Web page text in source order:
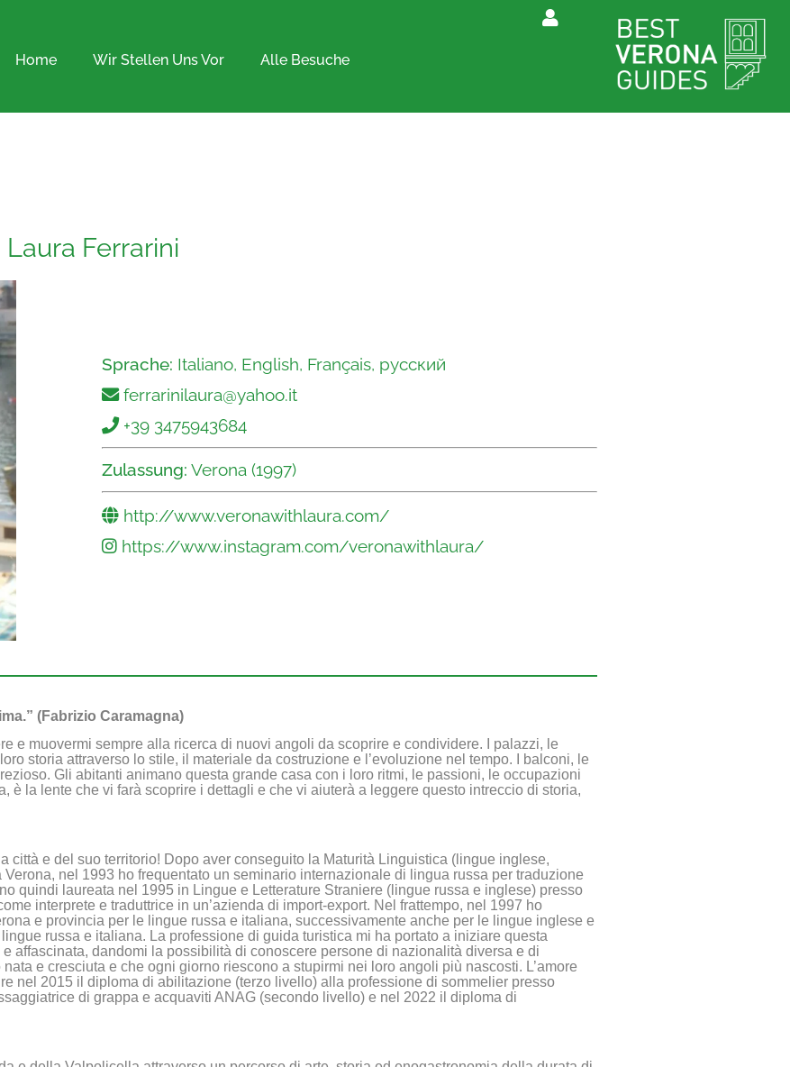
Home Wir Stellen Uns Vor Alle Besuche
Laura Ferrarini
Sprache: Italiano, English, Français, русский
ferrarinilaura@yahoo.it
+39 3475943684
Zulassung: Verona (1997)
http://www.veronawithlaura.com/
https://www.instagram.com/veronawithlaura/
(Fabrizio Caramagna)
e muovermi sempre alla ricerca di nuovi angoli da scoprire e condividere. I palazzi, le
storia attraverso lo stile, il materiale da costruzione e l’evoluzione nel tempo. I balconi, le
Gli abitanti animano questa grande casa con i loro ritmi, le passioni, le occupazioni
la lente che vi farà scoprire i dettagli e che vi aiuterà a leggere questo intreccio di storia,
città e del suo territorio! Dopo aver conseguito la Maturità Linguistica (lingue inglese,
nel 1993 ho frequentato un seminario internazionale di lingua russa per traduzione
quindi laureata nel 1995 in Lingue e Letterature Straniere (lingue russa e inglese) presso
interprete e traduttrice in un’azienda di import-export. Nel frattempo, nel 1997 ho
e provincia per le lingue russa e italiana, successivamente anche per le lingue inglese e
russa e italiana. La professione di guida turistica mi ha portato a iniziare questa
affascinata, dandomi la possibilità di conoscere persone di nazionalità diversa e di
e cresciuta e che ogni giorno riescono a stupirmi nei loro angoli più nascosti. L’amore
nel 2015 il diploma di abilitazione (terzo livello) alla professione di sommelier presso
di grappa e acquaviti ANAG (secondo livello) e nel 2022 il diploma di